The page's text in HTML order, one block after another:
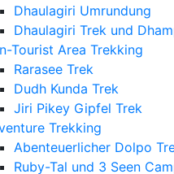
Dhaulagiri Umrundung
Dhaulagiri Trek und
Tourist Area Trekking
Rarasee Trek
Dudh Kunda Trek
Jiri Pikey Gipfel Trek
Trekking
Abenteuerlicher Dolpo
Ruby-Tal und 3 Seen